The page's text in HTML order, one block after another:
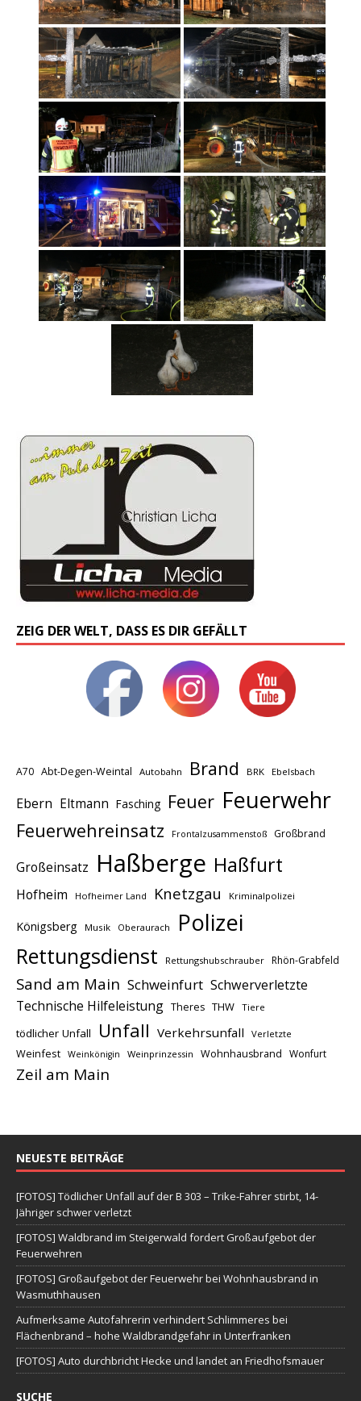
ZEIG DER WELT, DASS ES DIR GEFÄLLT
A70 Abt-Degen-Weintal Autobahn Brand BRK Ebelsbach
Ebern Eltmann Fasching Feuer Feuerwehr
Feuerwehreinsatz Frontalzusammenstoß Großbrand
Großeinsatz Haßberge Haßfurt
Hofheim Hofheimer Land Knetzgau Kriminalpolizei
Königsberg Musik Oberaurach Polizei
Rettungsdienst Rettungshubschrauber Rhön-Grabfeld
Sand am Main Schweinfurt Schwerverletzte
Technische Hilfeleistung Theres THW Tiere
tödlicher Unfall Unfall Verkehrsunfall Verletzte
Weinfest Weinkönigin Weinprinzessin Wohnhausbrand Wonfurt
Zeil am Main
NEUESTE BEITRÄGE
[FOTOS] Tödlicher Unfall auf der B 303 – Trike-Fahrer stirbt, 14-
Jähriger schwer verletzt
[FOTOS] Waldbrand im Steigerwald fordert Großaufgebot der
Feuerwehren
[FOTOS] Großaufgebot der Feuerwehr bei Wohnhausbrand in
Wasmuthhausen
Aufmerksame Autofahrerin verhindert Schlimmeres bei
Flächenbrand – hohe Waldbrandgefahr in Unterfranken
[FOTOS] Auto durchbricht Hecke und landet an Friedhofsmauer
SUCHE